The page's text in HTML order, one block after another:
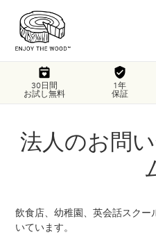
30日間
お試し無料
1年
保証
法人のお問
飲食店、幼稚園、英会話スク
いています。